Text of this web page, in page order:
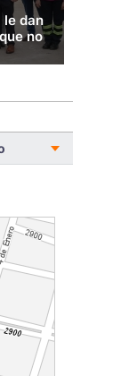
le dan
no
LEER MÁS >